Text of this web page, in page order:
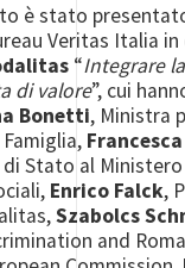
è stato
Veritas Italia
“Integrare
di valore”, cui
Bonetti, Ministra
Stato al
Enrico Falck,
Szabolcs
and